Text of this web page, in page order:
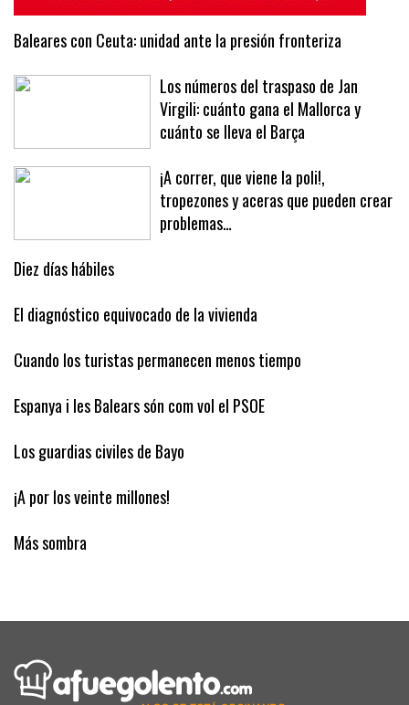
Baleares con Ceuta: unidad ante la presión fronteriza
Los números del traspaso de Jan
Virgili: cuánto gana el Mallorca y
cuánto se lleva el Barça
¡A correr, que viene la poli!,
tropezones y aceras que pueden crear
problemas…
Diez días hábiles
El diagnóstico equivocado de la vivienda
Cuando los turistas permanecen menos tiempo
Espanya i les Balears són com vol el PSOE
Los guardias civiles de Bayo
¡A por los veinte millones!
Más sombra